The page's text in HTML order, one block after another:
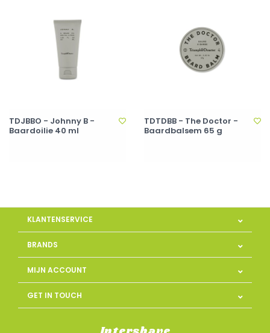
TDJBBO - Johnny B -
Baardoilie 40 ml
TDTDBB - The Doctor -
Baardbalsem 65 g
KLANTENSERVICE
BRANDS
MIJN ACCOUNT
GET IN TOUCH